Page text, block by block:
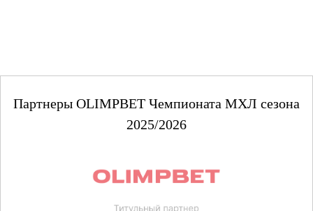
Партнеры OLIMPBET Чемпионата МХЛ сезона
2025/2026